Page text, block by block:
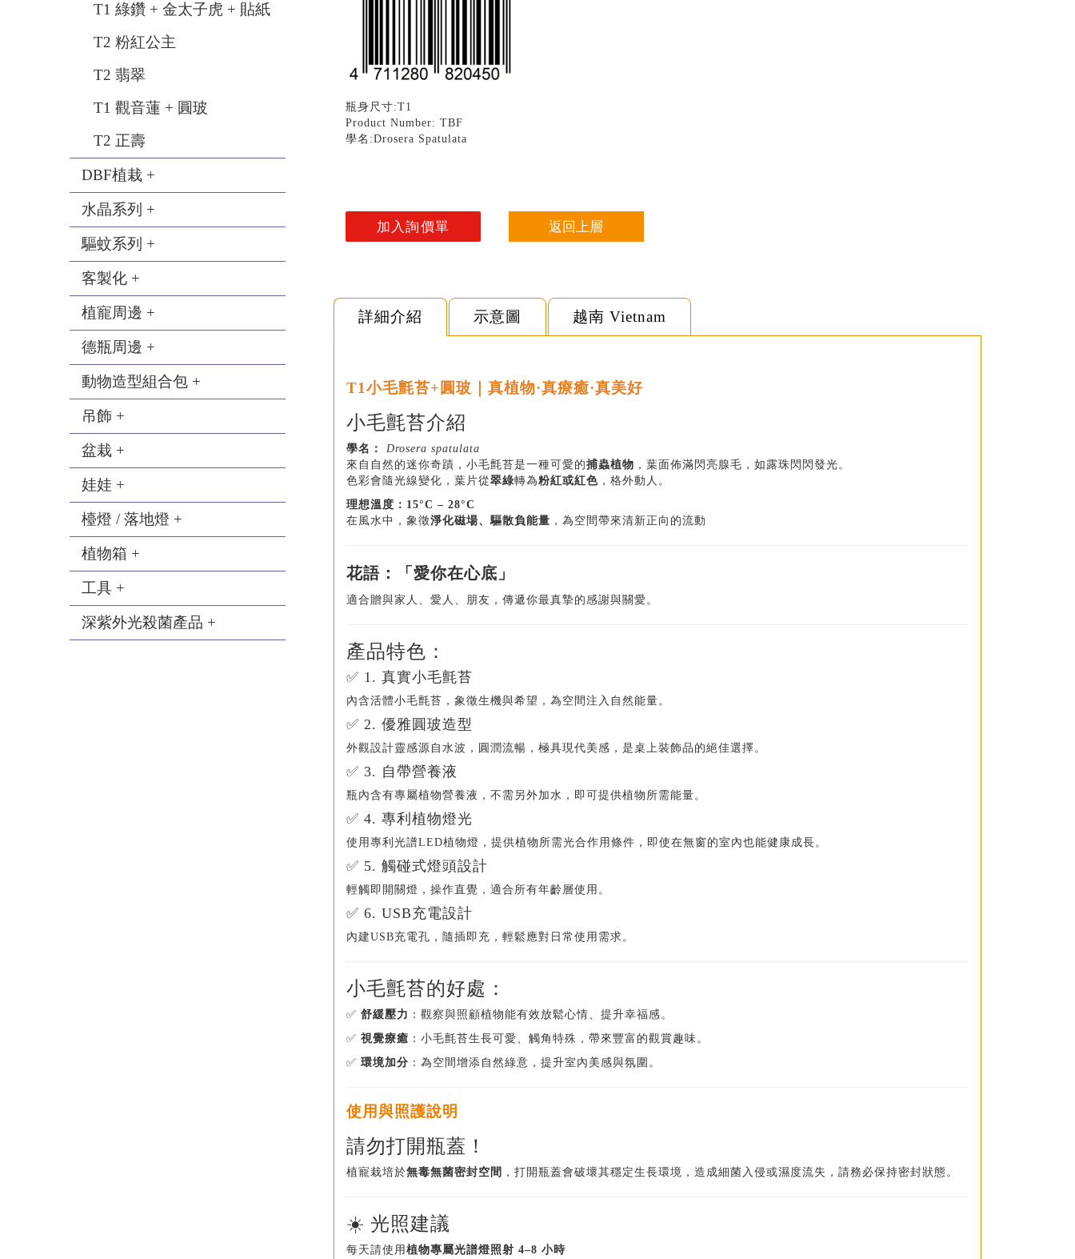
T1 綠鑽 + 金太子虎 + 貼紙
T2 粉紅公主
T2 翡翠
T1 觀音蓮 + 圓玻
T2 正壽
DBF植栽 +
水晶系列 +
驅蚊系列 +
客製化 +
植寵周邊 +
德瓶周邊 +
動物造型組合包 +
吊飾 +
盆栽 +
娃娃 +
檯燈 / 落地燈 +
植物箱 +
工具 +
深紫外光殺菌產品 +
瓶身尺寸:T1
Product Number: TBF
學名:Drosera Spatulata
返回上層
詳細介紹 示意圖 越南 Vietnam
T1小毛氈苔+圓玻｜真植物·真療癒·真美好
小毛氈苔介紹
學名：
Drosera spatulata
來自自然的迷你奇蹟，小毛氈苔是一種可愛的捕蟲植物 ，葉面佈滿閃亮腺毛，如露珠閃閃發光。
色彩會隨光線變化，葉片從翠綠轉為粉紅或紅色 ，格外動人。
理想溫度：15°C – 28°C
在風水中，象徵淨化磁場、驅散負能量 ，為空間帶來清新正向的流動
花語：「愛你在心底」
適合贈與家人、愛人、朋友，傳遞你最真摯的感謝與關愛。
產品特色：
✅ 1. 真實小毛氈苔
內含活體小毛氈苔，象徵生機與希望，為空間注入自然能量。
✅ 2. 優雅圓玻造型
外觀設計靈感源自水波，圓潤流暢，極具現代美感，是桌上裝飾品的絕佳選擇。
✅ 3. 自帶營養液
瓶內含有專屬植物營養液，不需另外加水，即可提供植物所需能量。
✅ 4. 專利植物燈光
使用專利光譜LED植物燈，提供植物所需光合作用條件，即使在無窗的室內也能健康成長。
✅ 5. 觸碰式燈頭設計
輕觸即開關燈，操作直覺，適合所有年齡層使用。
✅ 6. USB充電設計
內建USB充電孔，隨插即充，輕鬆應對日常使用需求。
小毛氈苔的好處：
✅ 舒緩壓力 ：觀察與照顧植物能有效放鬆心情、提升幸福感。
✅ 視覺療癒 ：小毛氈苔生長可愛、觸角特殊，帶來豐富的觀賞趣味。
✅ 環境加分 ：為空間增添自然綠意，提升室內美感與氛圍。
使用與照護說明
請勿打開瓶蓋！
植寵栽培於無毒無菌密封空間 ，打開瓶蓋會破壞其穩定生長環境，造成細菌入侵或濕度流失，請務必保持密封狀態。
☀️ 光照建議
每天請使用 植物專屬光譜燈照射 4–8 小時